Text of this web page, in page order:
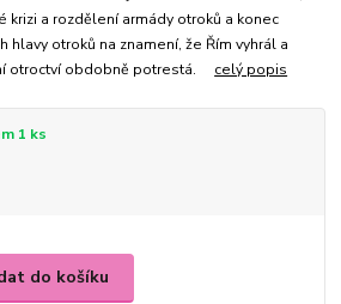
krizi a rozdělení armády otroků a konec
hlavy otroků na znamení, že Řím vyhrál a
otroctví obdobně potrestá. celý popis
1 ks
do košíku